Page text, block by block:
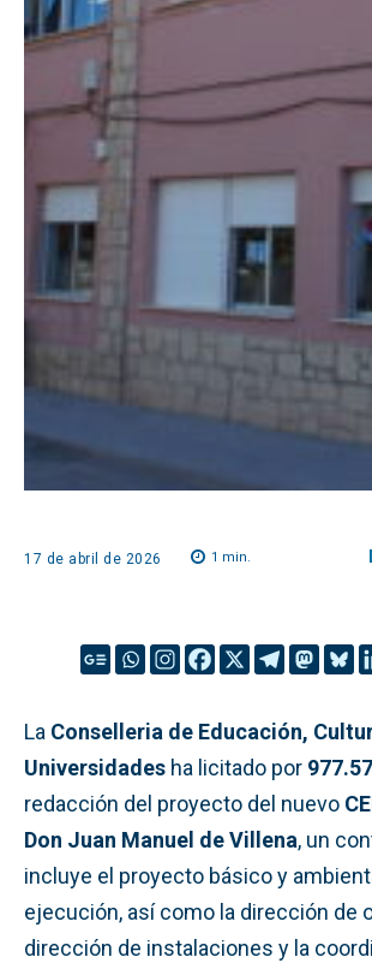
17 de abril de 2026 1 min.
La Conselleria de Educación,
Universidades ha licitado por
redacción del proyecto del nuevo
Don Juan Manuel de Villena, un
incluye el proyecto básico y
ejecución, así como la dirección de
dirección de instalaciones y la